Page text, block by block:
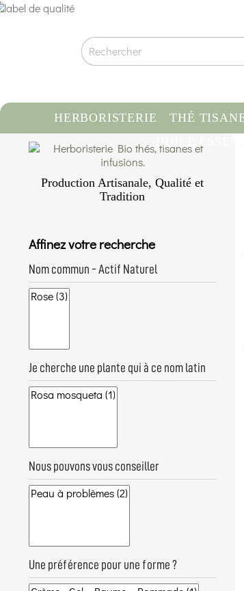
HERBORISTERIE THÉ
HUILE
Production Artisanale, Qualité et
Tradition
Conditionnement artisanal à la main
Affinez votre recherche
Nom commun - Actif Naturel
Je cherche une plante qui à ce nom latin
Nous pouvons vous conseiller
Une préférence pour une forme ?